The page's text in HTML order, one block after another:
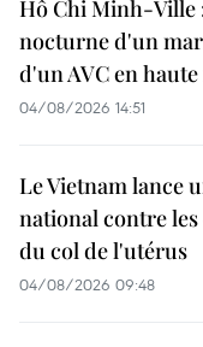
Hô Chi Minh-Ville
nocturne d'un
d'un AVC en
04/08/2026 14:51
Le Vietnam lance
national contre
du col de l'utérus
04/08/2026 09:48